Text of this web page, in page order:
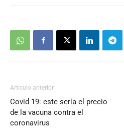
Artículo anterior
Covid 19: este sería el precio
de la vacuna contra el
coronavirus